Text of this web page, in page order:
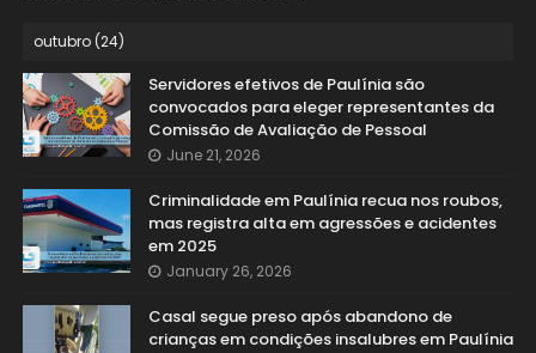
Servidores efetivos de Paulínia são
convocados para eleger representantes da
Comissão de Avaliação de Pessoal
June 21, 2026
Criminalidade em Paulínia recua nos roubos,
mas registra alta em agressões e acidentes
em 2025
January 26, 2026
Casal segue preso após abandono de
crianças em condições insalubres em Paulínia